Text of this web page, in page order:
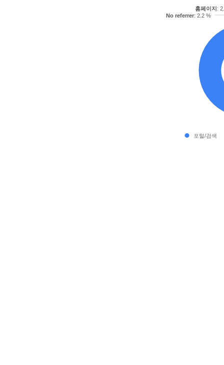
No referrer: 2.2 %
홈페이지:
포털/검색